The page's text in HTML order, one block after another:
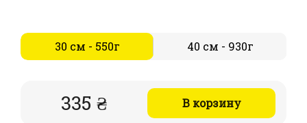
30 см - 550г 40 см - 930г
335 ₴ В корзину